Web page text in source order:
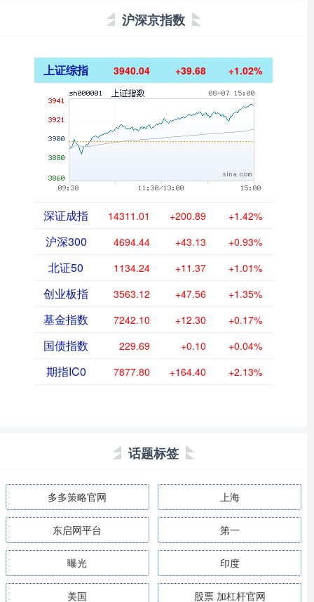
沪深京指数
上证综指 3940.04 +39.68 +1.02%
深证成指 14311.01 +200.89 +1.42%
沪深300 4694.44 +43.13 +0.93%
北证50 1134.24 +11.37 +1.01%
创业板指 3563.12 +47.56 +1.35%
基金指数 7242.10 +12.30 +0.17%
国债指数 229.69 +0.10 +0.04%
期指IC0 7877.80 +164.40 +2.13%
话题标签
多多策略官网 上海
东启网平台 第一
曝光 印度
美国 股票 加杠杆官网